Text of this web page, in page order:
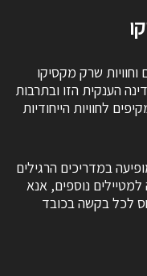
שרק מקסיקו
הענקית הזו ובתרבות
לחוויות הייחודיות
במדריכים הרגילים
נוספים, אנא
לכל בקשה בכובד